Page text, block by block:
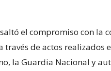
el compromiso con la
través de actos
la Guardia Nacional y